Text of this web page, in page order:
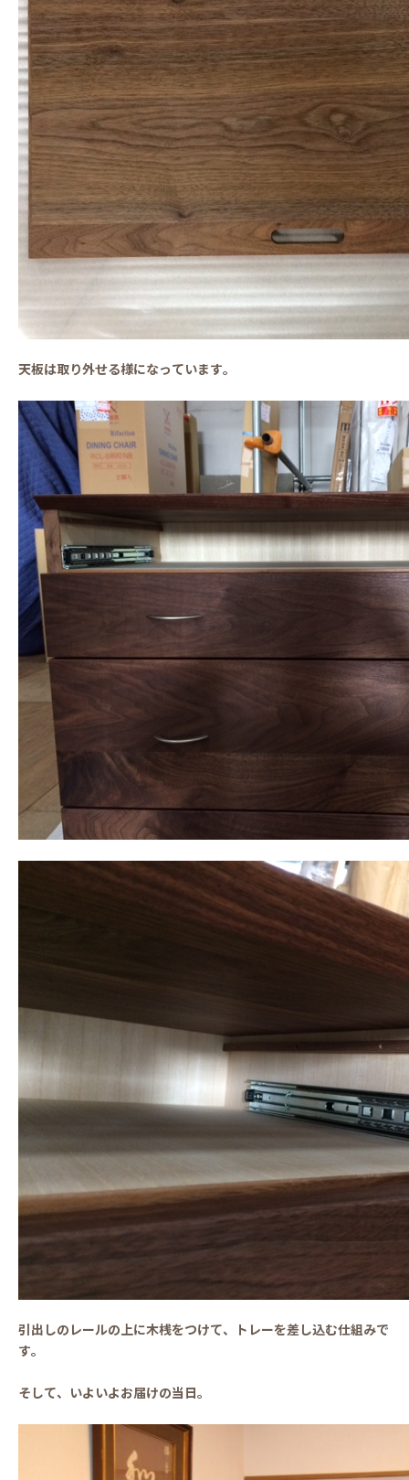
天板は取り外せる様になっています。
引出しのレールの上に木桟をつけて、トレーを差し込む仕組みで
す。
そして、いよいよお届けの当日。